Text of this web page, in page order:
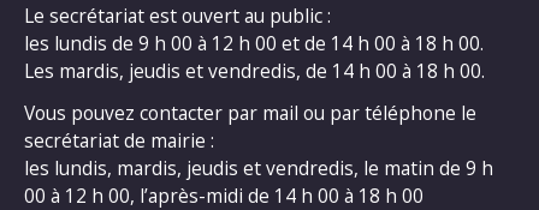
Le secrétariat est ouvert au public :
les lundis de 9 h 00 à 12 h 00 et de 14 h 00 à 18 h 00.
Les mardis, jeudis et vendredis, de 14 h 00 à 18 h 00.
Vous pouvez contacter par mail ou par téléphone le
secrétariat de mairie :
les lundis, mardis, jeudis et vendredis, le matin de 9 h
00 à 12 h 00, l’après-midi de 14 h 00 à 18 h 00